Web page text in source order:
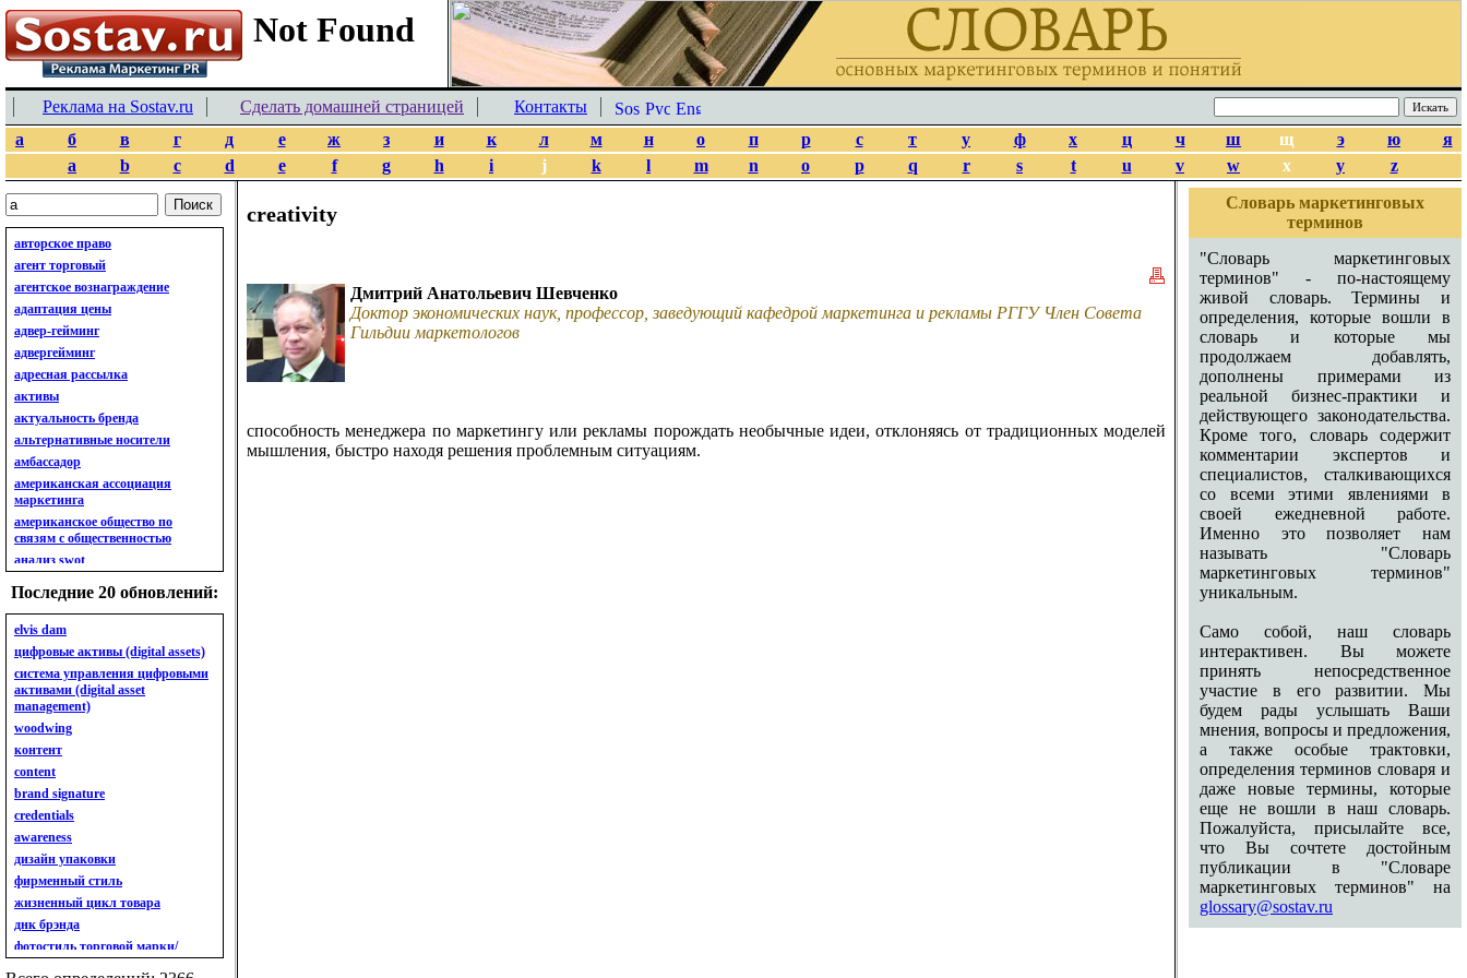
Реклама на Sostav.ru Сделать домашней страницей
Контакты
а
б в г д е ж з и к л м н о п р с т у ф х ц ч ш щ э ю
я
a
b c d e f g h i j k l m n o p q r s t u v w x y z
авторское право
агент торговый
агентское вознаграждение
адаптация цены
адвер-гейминг
адвергейминг
адресная рассылка
активы
актуальность бренда
альтернативные носители
амбассадор
американская ассоциация
маркетинга
американское общество по
связям с общественностью
анализ swot
анализ бизнес-портфеля
анализ имиджа
анализ кластерный
анализ конкурентов
анализ кросс-культурных
особенностей
анализ мак кинси «7s»
анализ макросистемы
анализ маркетинговый
анализ рынка
анализ ситуационный
анализ экспертный
индивидуальный
анкета
ассортимент
ассортимент товарный.
планирование товарного
ассортимента
ассортимент. глубина
Последние 20 обновлений:
elvis dam
цифровые активы (digital assets)
система управления цифровыми
активами (digital asset
management)
woodwing
контент
content
brand signature
credentials
awareness
дизайн упаковки
фирменный стиль
жизненный цикл товара
днк брэнда
фотостиль торговой марки/
линейки продукции
creativity
Дмитрий Анатольевич Шевченко
Доктор экономических наук, профессор, заведующий кафедрой маркетинга и рекламы РГГУ Член Совета
Гильдии маркетологов
способность менеджера по маркетингу или рекламы порождать необычные идеи, отклоняясь от традиционных моделей
мышления, быстро находя решения проблемным ситуациям.
Словарь маркетинговых
терминов
"Словарь маркетинговых
терминов" - по-настоящему
живой словарь. Термины и
определения, которые вошли в
словарь и которые мы
продолжаем добавлять,
дополнены примерами из
реальной бизнес-практики и
действующего законодательства.
Кроме того, словарь содержит
комментарии экспертов и
специалистов, сталкивающихся
со всеми этими явлениями в
своей ежедневной работе.
Именно это позволяет нам
называть "Словарь
маркетинговых терминов"
уникальным.
Само собой, наш словарь
интерактивен. Вы можете
принять непосредственное
участие в его развитии. Мы
будем рады услышать Ваши
мнения, вопросы и предложения,
а также особые трактовки,
определения терминов словаря и
даже новые термины, которые
еще не вошли в наш словарь.
Пожалуйста, присылайте все,
что Вы сочтете достойным
публикации в "Словаре
маркетинговых терминов" на
glossary@sostav.ru